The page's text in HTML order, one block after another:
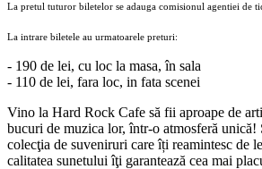
La pretul tuturor biletelor se adauga comisionul agentiei de
La intrare biletele au urmatoarele preturi:
- 190 de lei, cu loc la masa, în sala
- 110 de lei, fara loc, in fata scenei
Vino la Hard Rock Cafe să fii aproape de
bucuri de muzica lor, într-o atmosferă
colecţia de suveniruri care îți reamintesc de
calitatea sunetului îţi garantează cea mai